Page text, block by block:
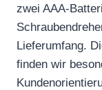
zwei AAA-
Lieferumfang.
finden wir